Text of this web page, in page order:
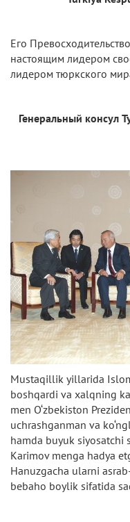
Его
настоящим лидером
лидером тюркского
Генеральный консул
Mustaqillik yillarida
boshqardi va xalqning
men O‘zbekiston
uchrashganman va
hamda buyuk siyosatchi
Karimov menga hadya
Hanuzgacha ularni
bebaho boylik sifatida